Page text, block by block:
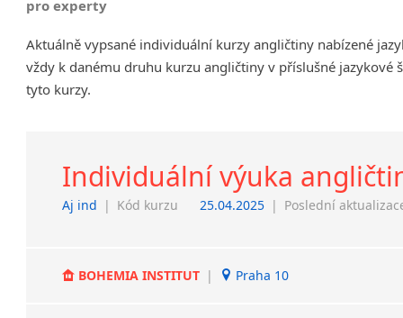
Děčín
Hodonín
Prostějov
Sedlčany
Tišnov
pro experty
Aktuálně vypsané individuální kurzy angličtiny nabízené
vždy k danému druhu kurzu angličtiny v příslušné
tyto kurzy.
Individuální výuka
Aj ind | Kód kurzu 25.04.2025 | Poslední
BOHEMIA INSTITUT | Praha 10